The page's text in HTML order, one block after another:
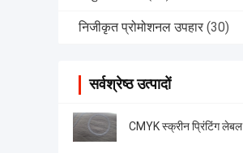
निजीकृत प्रोमोशनल उपहार (30)
सर्वश्रेष्ठ उत्पादों
CMYK स्क्रीन प्रिंटिंग लेबल